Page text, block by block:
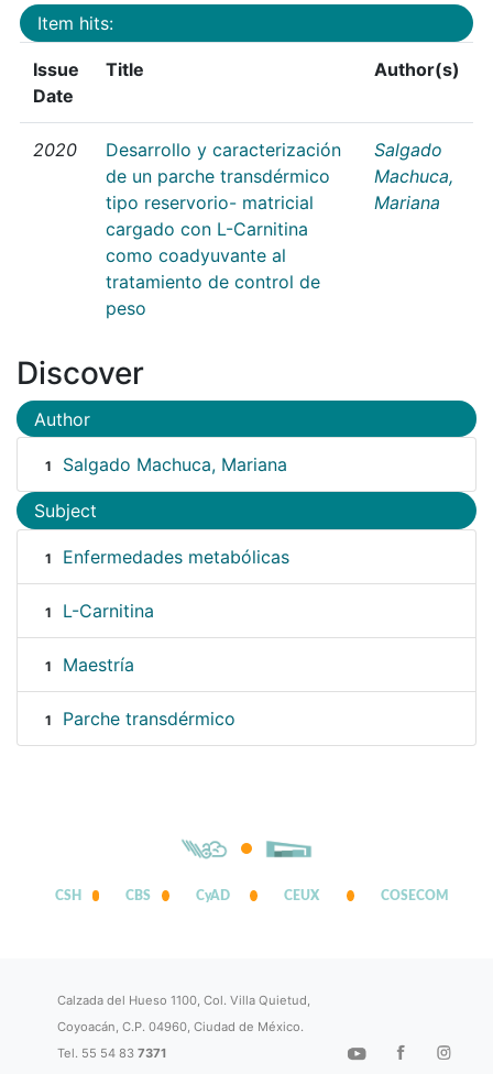
Item hits:
Issue
Date
Title Author(s)
2020
Desarrollo y caracterización
de un parche transdérmico
tipo reservorio- matricial
cargado con L-Carnitina
como coadyuvante al
tratamiento de control de
peso
Salgado
Machuca,
Mariana
Discover
Author
1 Salgado Machuca, Mariana
Subject
1 Enfermedades metabólicas
1 L-Carnitina
1 Maestría
1 Parche transdérmico
CSH CBS CyAD CEUX COSECOM
Calzada del Hueso 1100, Col. Villa Quietud,
Coyoacán, C.P. 04960, Ciudad de México.
Tel. 55 54 837371